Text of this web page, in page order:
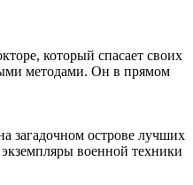
который спасает своих
методами. Он в прямом
загадочном острове лучших
военной техники